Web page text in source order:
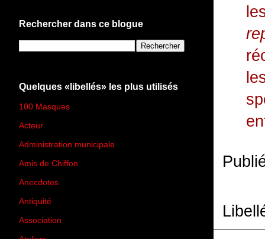
Rechercher dans ce blogue
Quelques «libellés» les plus utilisés
100 Masques
Acteur
Administration municipale
Amis de Chiffon
Anecdotes
Antiquité
Association